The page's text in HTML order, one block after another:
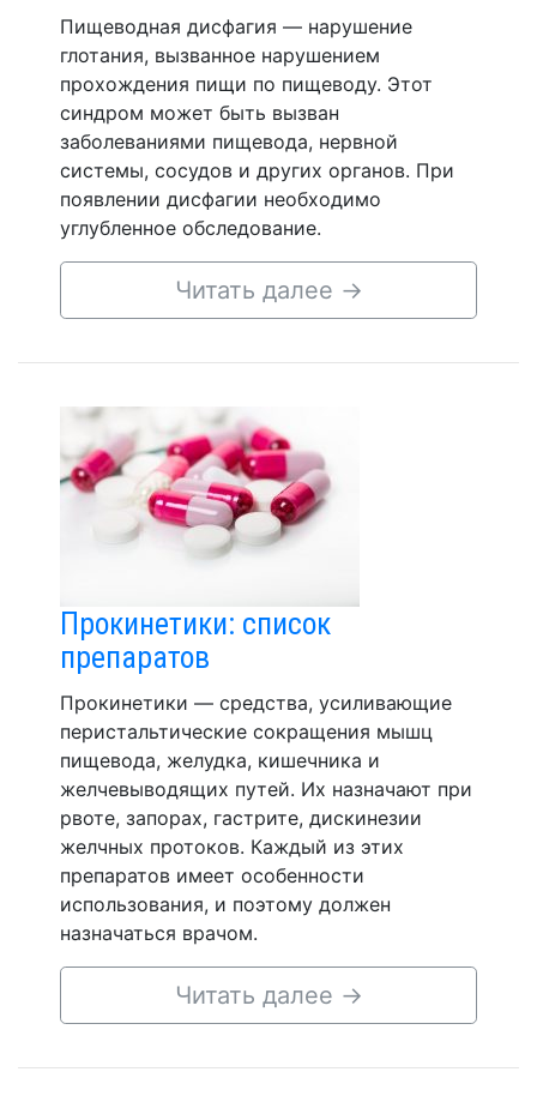
Пищеводная дисфагия — нарушение
глотания, вызванное нарушением
прохождения пищи по пищеводу. Этот
синдром может быть вызван
заболеваниями пищевода, нервной
системы, сосудов и других органов. При
появлении дисфагии необходимо
углубленное обследование.
Читать далее →
Прокинетики: список
препаратов
Прокинетики — средства, усиливающие
перистальтические сокращения мышц
пищевода, желудка, кишечника и
желчевыводящих путей. Их назначают при
рвоте, запорах, гастрите, дискинезии
желчных протоков. Каждый из этих
препаратов имеет особенности
использования, и поэтому должен
назначаться врачом.
Читать далее →